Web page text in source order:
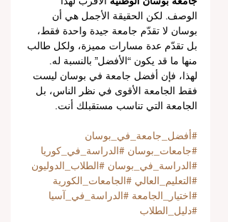
الوصف. لكن الحقيقة الأجمل هي أن
بوسان لا تقدّم جامعة جيدة واحدة فقط،
بل تقدّم عدة مسارات مميزة، ولكل طالب
منها ما قد يكون “الأفضل” بالنسبة له.
لهذا، فإن أفضل جامعة في بوسان ليست
فقط الجامعة الأقوى في نظر الناس، بل
الجامعة التي تناسب مستقبلك أنت.
#أفضل_جامعة_في_بوسان
#جامعات_بوسان #الدراسة_في_كوريا
#الدراسة_في_بوسان #الطلاب_الدوليون
#التعليم_العالي #الجامعات_الكورية
#اختيار_الجامعة #الدراسة_في_آسيا
#دليل_الطلاب